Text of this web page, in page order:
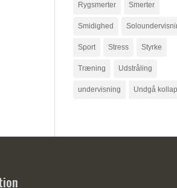
Rygsmerter Smerter
Smidighed
Sport Stress Styrke
Træning Udstråling
undervisning Undgå